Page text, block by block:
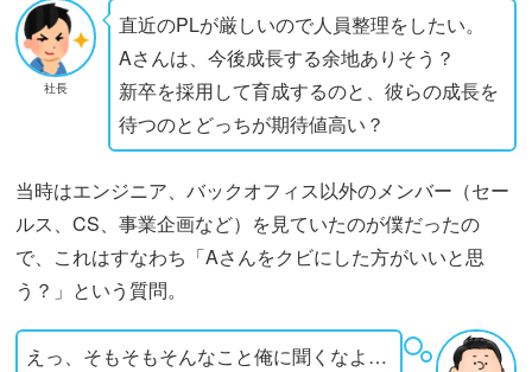
社長
直近のPLが厳しいので人員整理をしたい。
Aさんは、今後成長する余地ありそう？
新卒を採用して育成するのと、彼らの成長を
待つのとどっちが期待値高い？
当時はエンジニア、バックオフィス以外のメンバー（セー
ルス、CS、事業企画など）を見ていたのが僕だったの
で、これはすなわち「Aさんをクビにした方がいいと思
う？」という質問。
えっ、そもそもそんなこと俺に聞くなよ…